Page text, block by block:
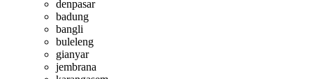
denpasar
badung
bangli
buleleng
gianyar
jembrana